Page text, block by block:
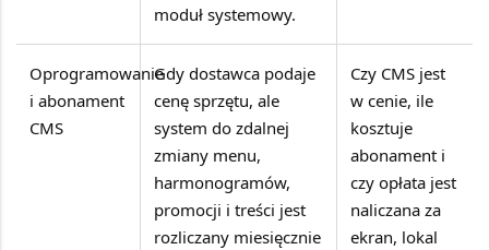
moduł systemowy.
Oprogramowanie
i abonament
CMS
Gdy dostawca podaje
cenę sprzętu, ale
system do zdalnej
zmiany menu,
harmonogramów,
promocji i treści jest
rozliczany miesięcznie
Czy CMS jest
w cenie, ile
kosztuje
abonament i
czy opłata jest
naliczana za
ekran, lokal